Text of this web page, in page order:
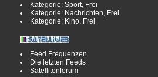
Kategorie: Sport, Frei
Kategorie: Nachrichten, Frei
Kategorie: Kino, Frei
Feed Frequenzen
Die letzten Feeds
Satellitenforum